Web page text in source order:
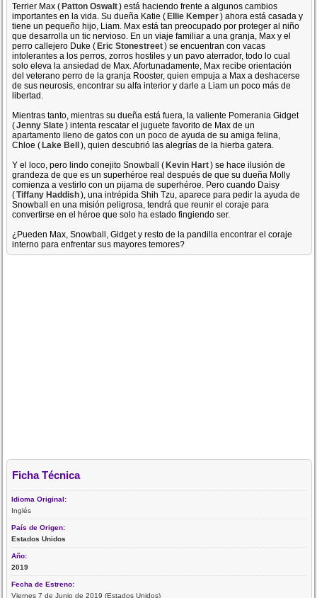
Terrier Max (Patton Oswalt) está haciendo frente a algunos cambios
importantes en la vida. Su dueña Katie (Ellie Kemper) ahora está casada y
tiene un pequeño hijo, Liam. Max está tan preocupado por proteger al niño
que desarrolla un tic nervioso. En un viaje familiar a una granja, Max y el
perro callejero Duke (Eric Stonestreet) se encuentran con vacas
intolerantes a los perros, zorros hostiles y un pavo aterrador, todo lo cual
solo eleva la ansiedad de Max. Afortunadamente, Max recibe orientación
del veterano perro de la granja Rooster, quien empuja a Max a deshacerse
de sus neurosis, encontrar su alfa interior y darle a Liam un poco más de
libertad.
Mientras tanto, mientras su dueña está fuera, la valiente Pomerania Gidget
(Jenny Slate) intenta rescatar el juguete favorito de Max de un
apartamento lleno de gatos con un poco de ayuda de su amiga felina,
Chloe (Lake Bell), quien descubrió las alegrías de la hierba gatera.
Y el loco, pero lindo conejito Snowball (Kevin Hart) se hace ilusión de
grandeza de que es un superhéroe real después de que su dueña Molly
comienza a vestirlo con un pijama de superhéroe. Pero cuando Daisy
(Tiffany Haddish), una intrépida Shih Tzu, aparece para pedir la ayuda de
Snowball en una misión peligrosa, tendrá que reunir el coraje para
convertirse en el héroe que solo ha estado fingiendo ser.
¿Pueden Max, Snowball, Gidget y resto de la pandilla encontrar el coraje
interno para enfrentar sus mayores temores?
Ficha Técnica
Idioma Original:
Inglés
País de Origen:
Estados Unidos
Año:
2019
Fecha de Estreno:
Viernes 7 de Junio de 2019 (Estados Unidos)